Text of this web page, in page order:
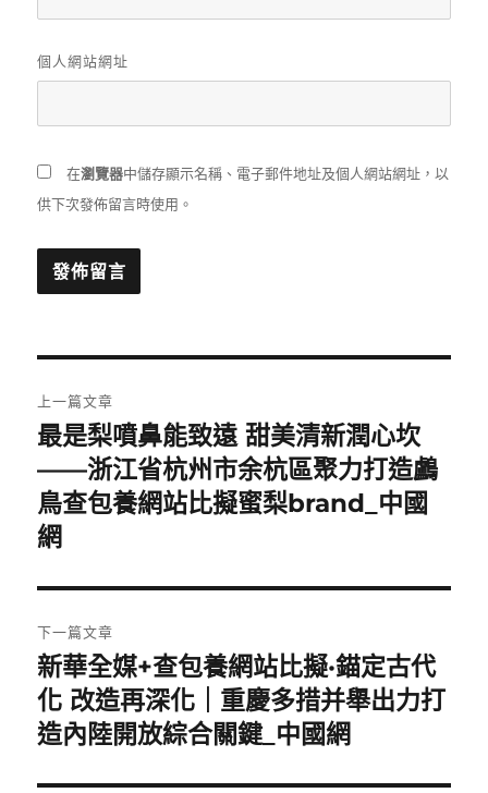
個人網站網址
在瀏覽器中儲存顯示名稱、電子郵件地址及個人網站網址，以
供下次發佈留言時使用。
章
導
覽
上一篇文章
上
一
篇
文
最是梨噴鼻能致遠 甜美清新潤心坎
——浙江省杭州市余杭區聚力打造鸕
鳥查包養網站比擬蜜梨brand_中國
網
下一篇文章
下
一
篇
章:
新華全媒+查包養網站比擬·錨定古代
化 改造再深化｜重慶多措并舉出力打
造內陸開放綜合關鍵_中國網